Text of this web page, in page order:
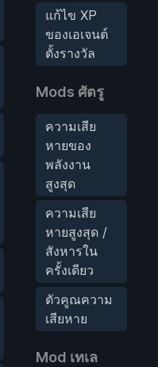
แก้ไข XP
ของเอเจนต์
ตั้งรางวัล
Mods ศัตรู
ความเสีย
หายของ
พลังงาน
สูงสุด
ความเสีย
หายสูงสุด /
สังหารใน
ครั้งเดียว
ตัวคูณความ
เสียหาย
Mod เทเล